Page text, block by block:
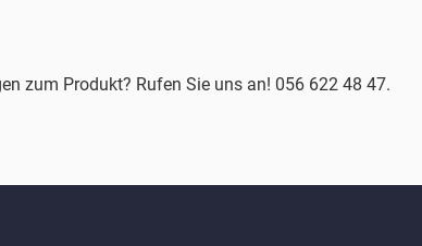
zum Produkt? Rufen Sie uns an! 056 622 48 47.